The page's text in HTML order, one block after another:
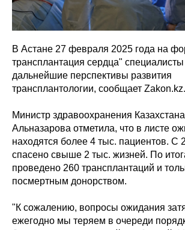
В Астане 27 февраля 2025 года на
трансплантация сердца"
дальнейшие перспективы развития
трансплантологии, сообщает Zakon.kz.
Министр здравоохранения
Альназарова отметила, что в листе
находятся более 4 тыс. пациентов. С
спасено свыше 2 тыс. жизней. По
проведено 260 трансплантаций и
посмертным донорством.
"К сожалению, вопросы ожидания
ежегодно мы теряем в очереди